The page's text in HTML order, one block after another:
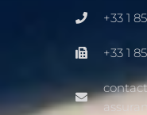
+33 1
+33 1